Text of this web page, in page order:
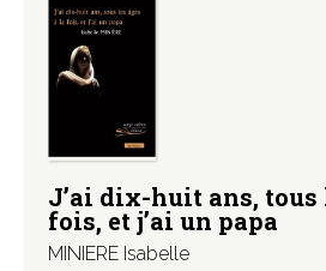
J’ai dix-huit ans, tous
fois, et j’ai un papa
MINIERE Isabelle